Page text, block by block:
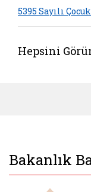
5395 Sayılı
Hepsini
Bakanlık